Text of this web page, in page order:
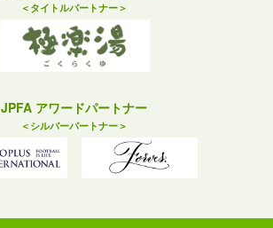
＜タイトルパートナー＞
JPFA アワードパートナー
＜シルバーパートナー＞